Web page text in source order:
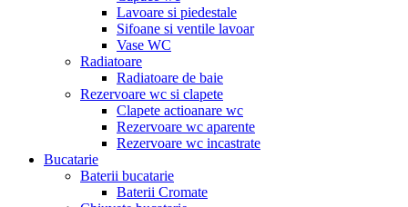
Lavoare si piedestale
Sifoane si ventile lavoar
Vase WC
Radiatoare
Radiatoare de baie
Rezervoare wc si clapete
Clapete actioanare wc
Rezervoare wc aparente
Rezervoare wc incastrate
Bucatarie
Baterii bucatarie
Baterii Cromate